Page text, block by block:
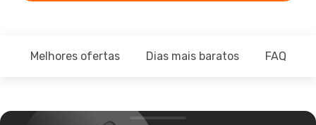
Melhores ofertas Dias mais baratos FAQ